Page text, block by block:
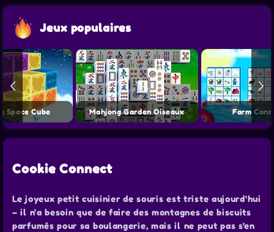
Jeux populaires
Space Cube Mahjong Garden Oiseaux Farm
Cookie Connect
Le joyeux petit cuisinier de souris est triste aujourd'hui
– il n'a besoin que de faire des montagnes de biscuits
parfumés pour sa boulangerie, mais il ne peut pas s'en